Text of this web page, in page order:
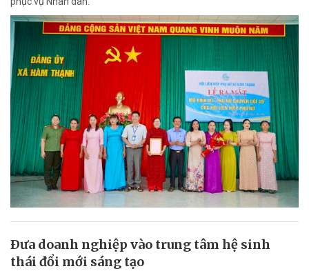
Ðưa doanh nghiệp vào trung tâm hệ sinh
thái đổi mới sáng tạo